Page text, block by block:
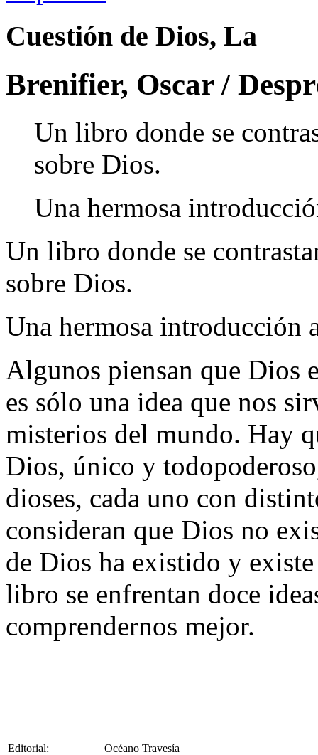
Cuestión de Dios, La
Brenifier, Oscar /
Un libro donde se
sobre Dios.
Una hermosa
Un libro donde se
sobre Dios.
Una hermosa introducción
Algunos piensan que Dios
es sólo una idea que nos
misterios del mundo. Hay
Dios, único y
dioses, cada uno con
consideran que Dios no
de Dios ha existido y
libro se enfrentan doce
comprendernos mejor.
Editorial:
Océano Travesía